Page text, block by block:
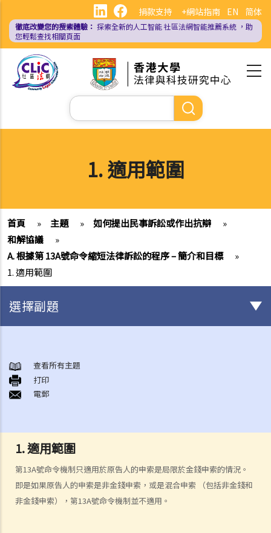
內
EN 简体
捐款支持 +網站指南
徹底改變您的搜索體驗： 探索全新的人工智能社區法網智能推薦系統 ，助
您輕鬆查找相關頁面
Search
1. 適用範圍
首頁 » 主題 » 如何提出民事訴訟或作出抗辯
»
和解協議
»
A. 根據第 13A號命令縮短法律訴訟的程序 – 簡介和目標
»
1. 適用範圍
1. 適用範圍
第13A號命令機制只適用於原告人的申索是局限於金錢申索的情況。
即是如果原告人的申索是非金錢申索，或是混合申索 （包括非金錢和
非金錢申索），第13A號命令機制並不適用。
選擇副題
展開民事訴訟前應當考慮的事項
1. 我可以不提出訴訟而解決糾紛嗎？
2. 我是否有充分的法律理據去展開民事訴訟？對方又可否在同一案件中
律協助）？
5. 我有能力支付有關法律開支嗎？
1. 為甚麼即使我贏了官司，並且法院已經命令對方支付我的律師費用，
查看所有主題
打印
電郵